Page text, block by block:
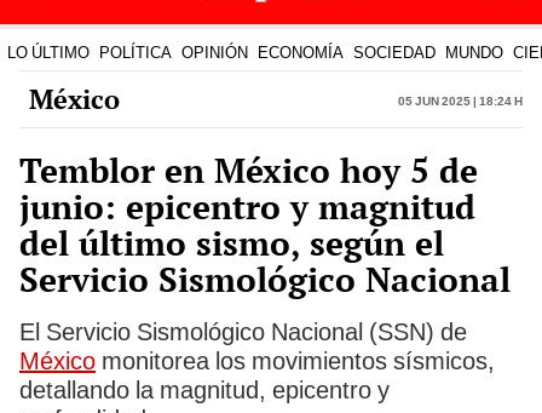
LO ÚLTIMO POLÍTICA OPINIÓN ECONOMÍA SOCIEDAD MUNDO
México 05 Jun 2025 | 18:24 h
Temblor en México hoy 5 de
junio: epicentro y magnitud
del último sismo, según el
Servicio Sismológico Nacional
El Servicio Sismológico Nacional (SSN) de
México monitorea los movimientos sísmicos,
detallando la magnitud, epicentro y